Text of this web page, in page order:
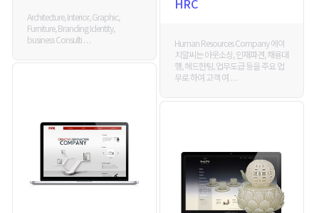
Architecture, Interior, Graphic,
Furniture, Branding Identity,
business Consulti . . .
HRC
Human Resources Company 에이
치알씨는 아웃소싱, 인재파견, 채용대
행, 헤드헌팅, 업무도급 등을 주요 업
무로 하여 고객 여 . . .